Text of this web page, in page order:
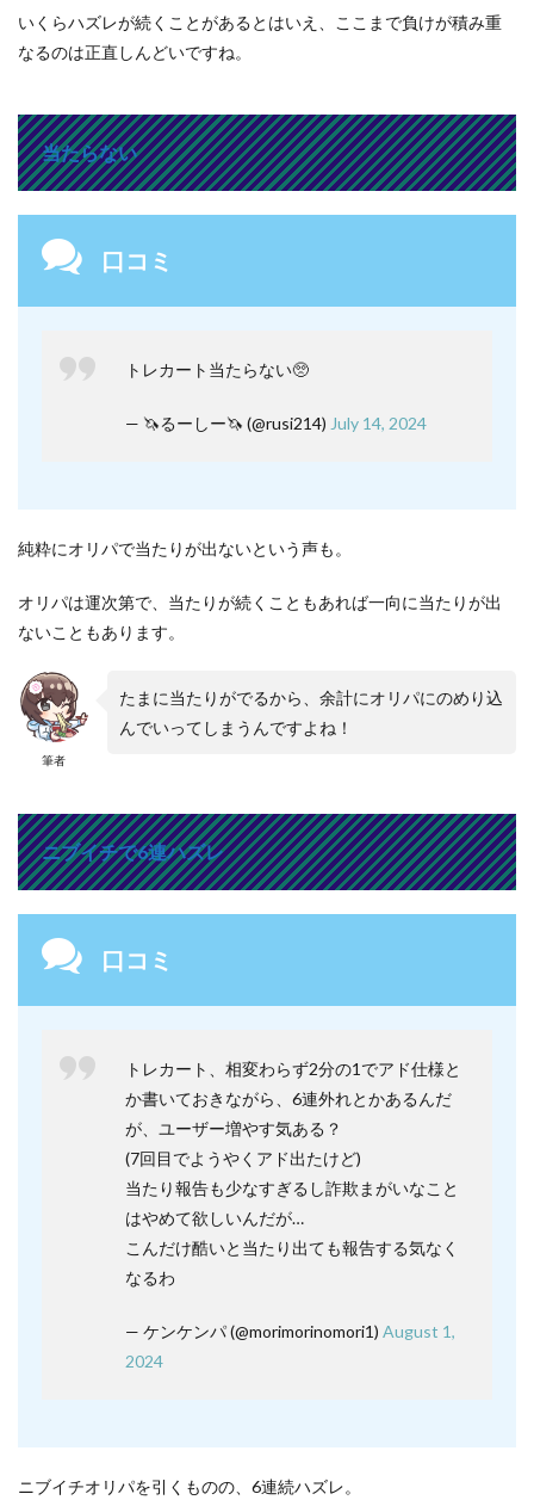
いくらハズレが続くことがあるとはいえ、ここまで負けが積み重
なるのは正直しんどいですね。
当たらない
口コミ
トレカート当たらない🥺
— 🦄るーしー🦄 (@rusi214) July 14, 2024
純粋にオリパで当たりが出ないという声も。
オリパは運次第で、当たりが続くこともあれば一向に当たりが出
ないこともあります。
筆者
たまに当たりがでるから、余計にオリパにのめり込
んでいってしまうんですよね！
ニブイチで6連ハズレ
口コミ
トレカート、相変わらず2分の1でアド仕様と
か書いておきながら、6連外れとかあるんだ
が、ユーザー増やす気ある？
(7回目でようやくアド出たけど)
当たり報告も少なすぎるし詐欺まがいなこと
はやめて欲しいんだが…
こんだけ酷いと当たり出ても報告する気なく
なるわ
— ケンケンパ (@morimorinomori1) August 1,
2024
ニブイチオリパを引くものの、6連続ハズレ。